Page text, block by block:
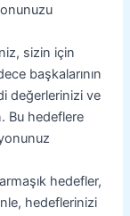
sizin için
başkalarının
değerlerinizi ve
Bu hedeflere
hedefler,
hedeflerinizi